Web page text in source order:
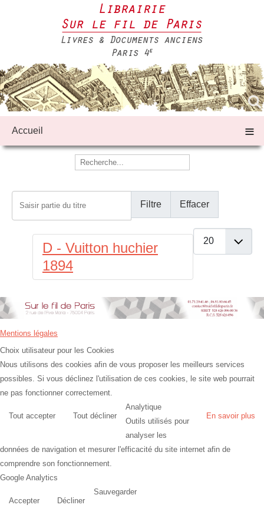
Accueil ≡
Filtre Effacer
Afficher #
D - Vuitton huchier
1894
Mentions légales
Choix utilisateur pour les Cookies
Nous utilisons des cookies afin de vous proposer les meilleurs services
possibles. Si vous déclinez l'utilisation de ces cookies, le site web pourrait
ne pas fonctionner correctement.
Tout accepter Tout décliner En savoir plus
Analytique
Outils utilisés pour
analyser les
données de navigation et mesurer l'efficacité du site internet afin de
comprendre son fonctionnement.
Google Analytics
Accepter Décliner
Sauvegarder